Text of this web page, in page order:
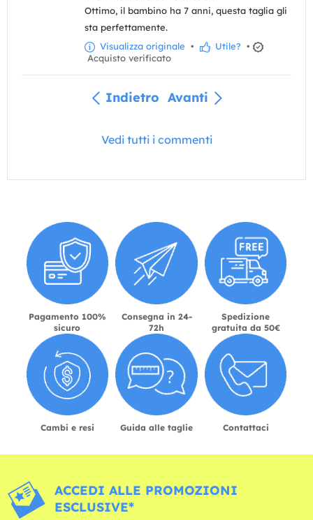
Ottimo, il bambino ha 7 anni, questa taglia gli
sta perfettamente.
Visualizza originale • Utile? •
Acquisto verificato
Indietro Avanti
Vedi tutti i commenti
Pagamento 100%
sicuro
Consegna in 24-
72h
Spedizione
gratuita da 50€
Cambi e resi Guida alle taglie Contattaci
ACCEDI ALLE PROMOZIONI
ESCLUSIVE*